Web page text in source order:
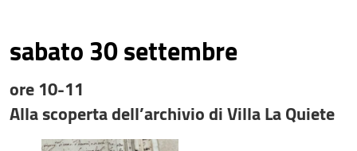
sabato 30 settembre
ore 10-11
Alla scoperta dell’archivio di Villa La Quiete